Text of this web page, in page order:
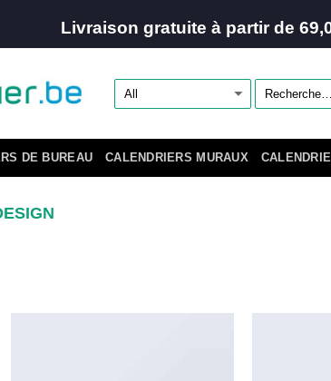
Livraison gratuite à partir de
DE BUREAU CALENDRIERS MURAUX